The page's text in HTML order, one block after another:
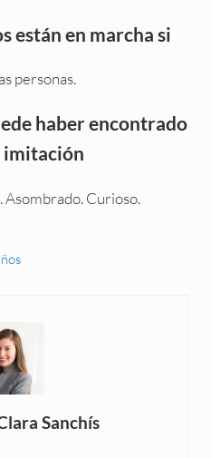
están en marcha si
personas.
haber encontrado
imitación
Curioso.
Sanchís